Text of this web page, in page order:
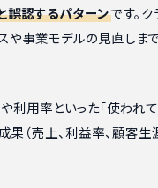
誤認するパターンです。
や事業モデルの見直しま
利用率といった「使われ
果（売上、利益率、顧客生